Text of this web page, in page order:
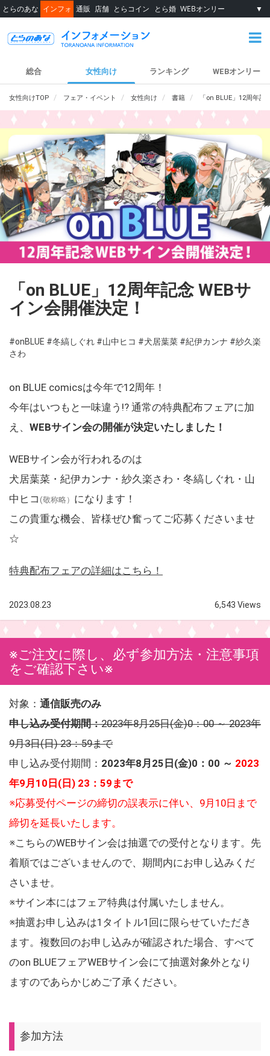
とらのあな インフォ 通販 店舗 とらコイン とら婚 WEBオンリー ▼
総合 女性向け ランキング WEBオンリー
女性向けTOP フェア・イベント 女性向け 書籍 「on BLUE」12周年
「on BLUE」12周年記念 WEBサ
イン会開催決定！
#onBLUE #冬縞しぐれ #山中ヒコ #犬居葉菜 #紀伊カンナ #紗久楽
さわ
on BLUE comicsは今年で12周年！
今年はいつもと一味違う!? 通常の特典配布フェアに加
え、 WEBサイン会の開催が決定いたしました！
WEBサイン会が行われるのは
犬居葉菜・紀伊カンナ・紗久楽さわ・冬縞しぐれ・山
中ヒコ (敬称略） になります！
この貴重な機会、皆様ぜひ奮ってご応募くださいませ
☆
特典配布フェアの詳細はこちら！
2023.08.23 6,543 Views
※ご注文に際し、必ず参加方法・注意事項
をご確認下さい※
対象： 通信販売のみ
申し込み受付期間：2023年8月25日(金)0：00 ～ 2023年
9月3日(日) 23：59まで
申し込み受付期間： 2023年8月25日(金)0：00 ～ 2023
年9月10日(日) 23：59まで
※応募受付ページの締切の誤表示に伴い、9月10日まで
締切を延長いたします。
※こちらのWEBサイン会は抽選での受付となります。先
着順ではございませんので、期間内にお申し込みくだ
さいませ。
※サイン本にはフェア特典は付属いたしません。
※抽選お申し込みは1タイトル1回に限らせていただき
ます。複数回のお申し込みが確認された場合、すべて
のon BLUEフェアWEBサイン会にて抽選対象外となり
ますのであらかじめご了承ください。
参加方法